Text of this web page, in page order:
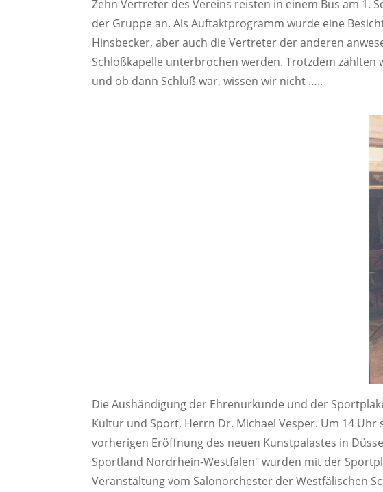
Zehn Vertreter des Vereins reisten in einem Bus am 1.
der Gruppe an. Als Auftaktprogramm wurde eine
Hinsbecker, aber auch die Vertreter der anderen
Schloßkapelle unterbrochen werden. Trotzdem zählten
und ob dann Schluß war, wissen wir nicht …..
Die Aushändigung der Ehrenurkunde und der
Kultur und Sport, Herrn Dr. Michael Vesper. Um 14
vorherigen Eröffnung des neuen Kunstpalastes in
Sportland Nordrhein-Westfalen wurden mit der
Veranstaltung vom Salonorchester der Westfälischen